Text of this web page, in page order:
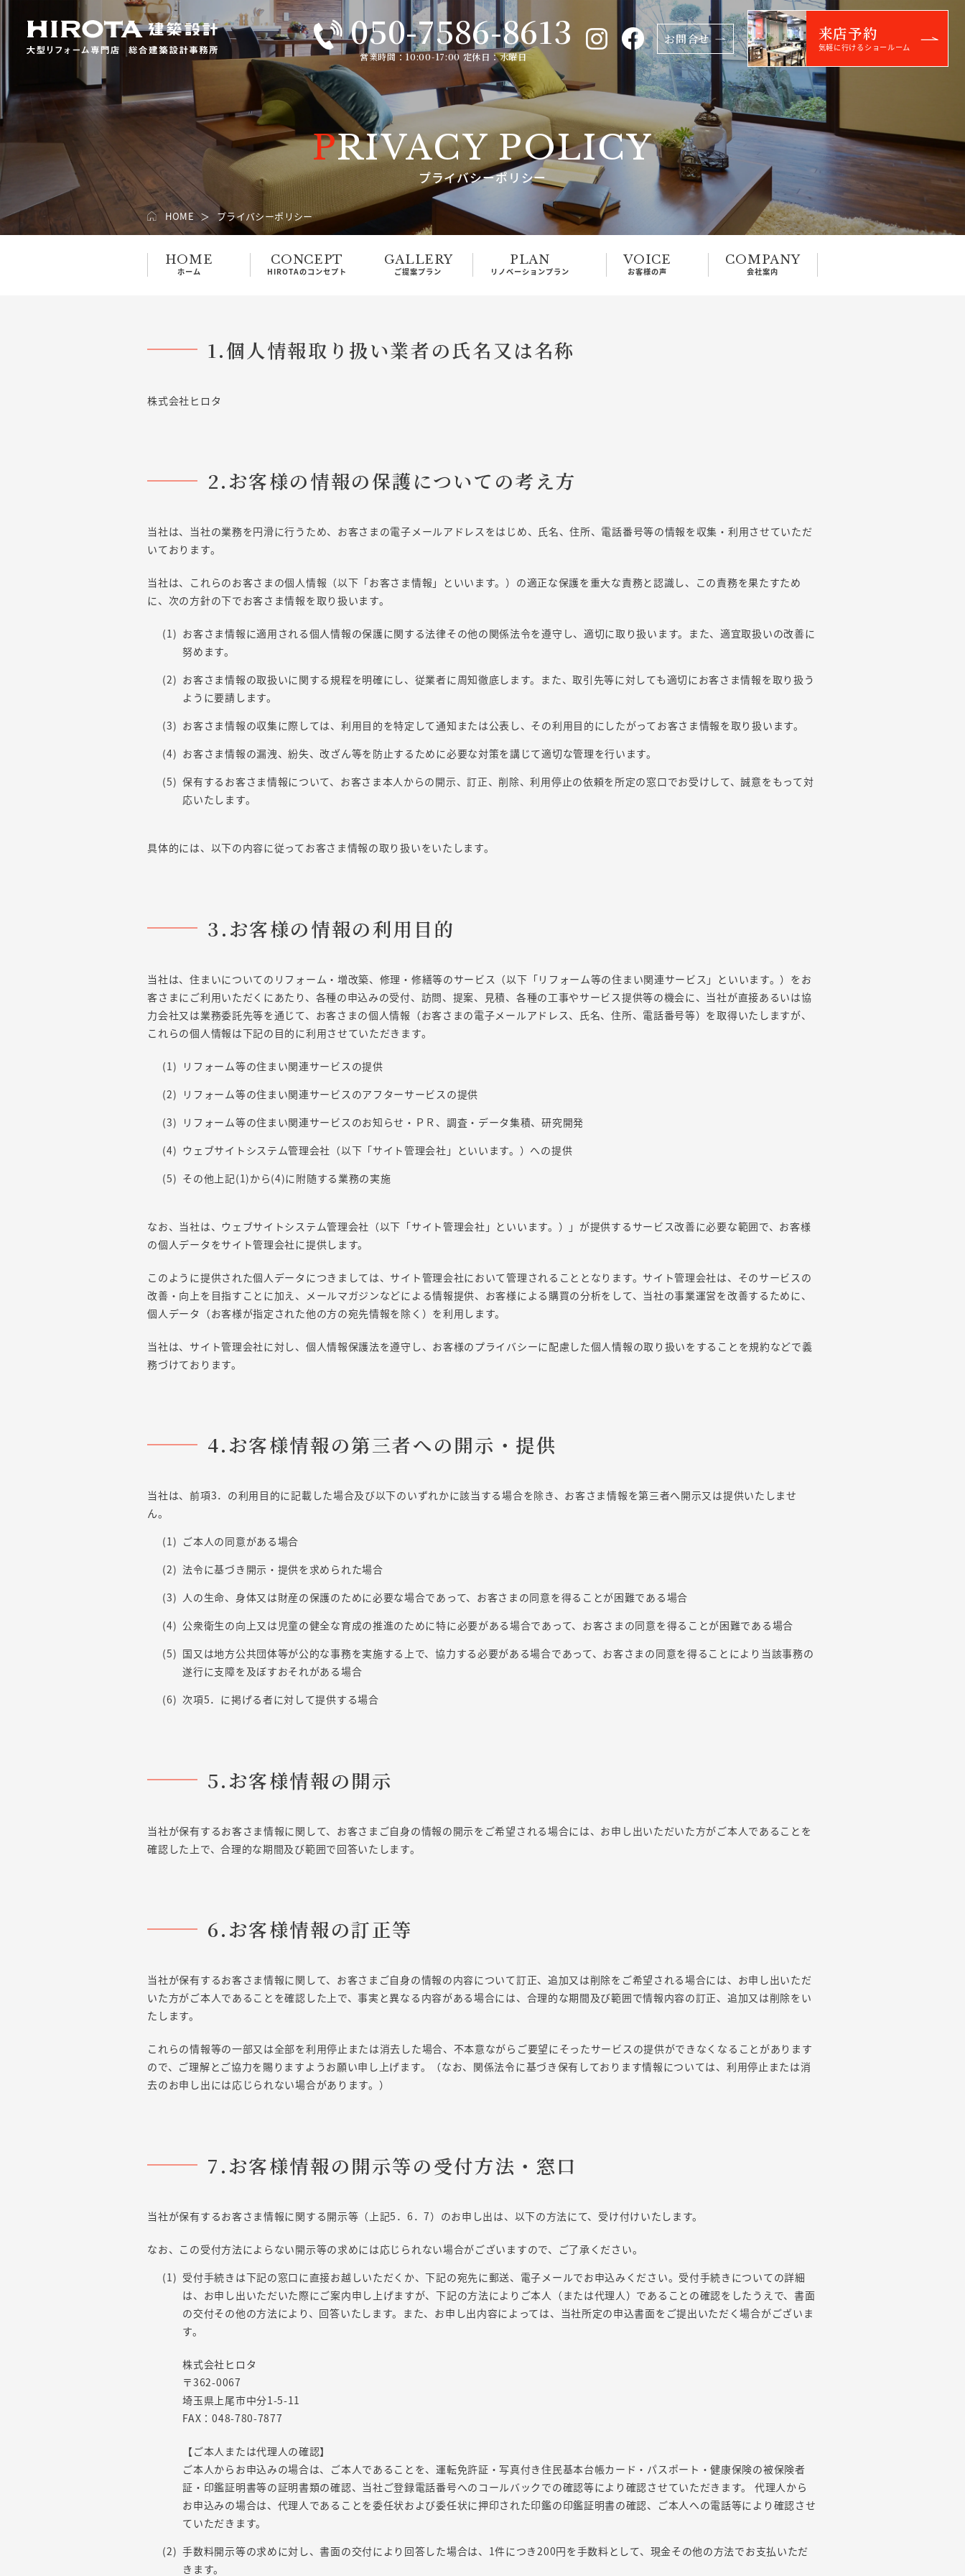
050-7586-8613
営業時間：10:00-17:00 定休日：水曜日
お問合せ 来店予約
気軽に行けるショールーム
PRIVACY POLICY
プライバシーポリシー
HOME プライバシーポリシー
HOME
ホーム
CONCEPT
HIROTAのコンセプト
GALLERY
ご提案プラン
PLAN
リノベーションプラン
VOICE
お客様の声
COMPANY
会社案内
1.個人情報取り扱い業者の氏名又は名称
株式会社ヒロタ
2.お客様の情報の保護についての考え方
当社は、当社の業務を円滑に行うため、お客さまの電子メールアドレスをはじめ、氏名、住所、電話番号等の情報を収集・利用させていただ
いております。
当社は、これらのお客さまの個人情報（以下「お客さま情報」といいます。）の適正な保護を重大な責務と認識し、この責務を果たすため
に、次の方針の下でお客さま情報を取り扱います。
お客さま情報に適用される個人情報の保護に関する法律その他の関係法令を遵守し、適切に取り扱います。また、適宜取扱いの改善に
努めます。
お客さま情報の取扱いに関する規程を明確にし、従業者に周知徹底します。また、取引先等に対しても適切にお客さま情報を取り扱う
ように要請します。
お客さま情報の収集に際しては、利用目的を特定して通知または公表し、その利用目的にしたがってお客さま情報を取り扱います。
お客さま情報の漏洩、紛失、改ざん等を防止するために必要な対策を講じて適切な管理を行います。
保有するお客さま情報について、お客さま本人からの開示、訂正、削除、利用停止の依頼を所定の窓口でお受けして、誠意をもって対
応いたします。
具体的には、以下の内容に従ってお客さま情報の取り扱いをいたします。
3.お客様の情報の利用目的
当社は、住まいについてのリフォーム・増改築、修理・修繕等のサービス（以下「リフォーム等の住まい関連サービス」といいます。）をお
客さまにご利用いただくにあたり、各種の申込みの受付、訪問、提案、見積、各種の工事やサービス提供等の機会に、当社が直接あるいは協
力会社又は業務委託先等を通じて、お客さまの個人情報（お客さまの電子メールアドレス、氏名、住所、電話番号等）を取得いたしますが、
これらの個人情報は下記の目的に利用させていただきます。
リフォーム等の住まい関連サービスの提供
リフォーム等の住まい関連サービスのアフターサービスの提供
リフォーム等の住まい関連サービスのお知らせ・ＰＲ、調査・データ集積、研究開発
ウェブサイトシステム管理会社（以下「サイト管理会社」といいます。）への提供
その他上記(1)から(4)に附随する業務の実施
なお、当社は、ウェブサイトシステム管理会社（以下「サイト管理会社」といいます。）」が提供するサービス改善に必要な範囲で、お客様
の個人データをサイト管理会社に提供します。
このように提供された個人データにつきましては、サイト管理会社において管理されることとなります。サイト管理会社は、そのサービスの
改善・向上を目指すことに加え、メールマガジンなどによる情報提供、お客様による購買の分析をして、当社の事業運営を改善するために、
個人データ（お客様が指定された他の方の宛先情報を除く）を利用します。
当社は、サイト管理会社に対し、個人情報保護法を遵守し、お客様のプライバシーに配慮した個人情報の取り扱いをすることを規約などで義
務づけております。
4.お客様情報の第三者への開示・提供
当社は、前項3．の利用目的に記載した場合及び以下のいずれかに該当する場合を除き、お客さま情報を第三者へ開示又は提供いたしませ
ん。
ご本人の同意がある場合
法令に基づき開示・提供を求められた場合
人の生命、身体又は財産の保護のために必要な場合であって、お客さまの同意を得ることが困難である場合
公衆衛生の向上又は児童の健全な育成の推進のために特に必要がある場合であって、お客さまの同意を得ることが困難である場合
国又は地方公共団体等が公的な事務を実施する上で、協力する必要がある場合であって、お客さまの同意を得ることにより当該事務の
遂行に支障を及ぼすおそれがある場合
次項5．に掲げる者に対して提供する場合
5.お客様情報の開示
当社が保有するお客さま情報に関して、お客さまご自身の情報の開示をご希望される場合には、お申し出いただいた方がご本人であることを
確認した上で、合理的な期間及び範囲で回答いたします。
6.お客様情報の訂正等
当社が保有するお客さま情報に関して、お客さまご自身の情報の内容について訂正、追加又は削除をご希望される場合には、お申し出いただ
いた方がご本人であることを確認した上で、事実と異なる内容がある場合には、合理的な期間及び範囲で情報内容の訂正、追加又は削除をい
たします。
これらの情報等の一部又は全部を利用停止または消去した場合、不本意ながらご要望にそったサービスの提供ができなくなることがあります
ので、ご理解とご協力を賜りますようお願い申し上げます。（なお、関係法令に基づき保有しております情報については、利用停止または消
去のお申し出には応じられない場合があります。）
7.お客様情報の開示等の受付方法・窓口
当社が保有するお客さま情報に関する開示等（上記5．6．7）のお申し出は、以下の方法にて、受け付けいたします。
なお、この受付方法によらない開示等の求めには応じられない場合がございますので、ご了承ください。
受付手続きは下記の窓口に直接お越しいただくか、下記の宛先に郵送、電子メールでお申込みください。受付手続きについての詳細
は、お申し出いただいた際にご案内申し上げますが、下記の方法によりご本人（または代理人）であることの確認をしたうえで、書面
の交付その他の方法により、回答いたします。また、お申し出内容によっては、当社所定の申込書面をご提出いただく場合がございま
す。
株式会社ヒロタ
〒362-0067
埼玉県上尾市中分1-5-11
FAX：048-780-7877
【ご本人または代理人の確認】
ご本人からお申込みの場合は、ご本人であることを、運転免許証・写真付き住民基本台帳カード・パスポート・健康保険の被保険者
証・印鑑証明書等の証明書類の確認、当社ご登録電話番号へのコールバックでの確認等により確認させていただきます。 代理人から
お申込みの場合は、代理人であることを委任状および委任状に押印された印鑑の印鑑証明書の確認、ご本人への電話等により確認させ
ていただきます。
手数料開示等の求めに対し、書面の交付により回答した場合は、1件につき200円を手数料として、現金その他の方法でお支払いただ
きます。